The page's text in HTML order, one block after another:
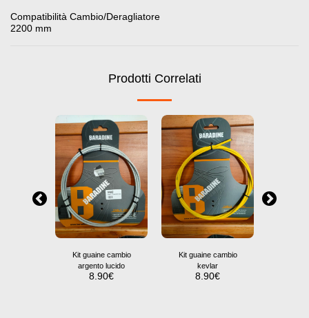
Compatibilità Cambio/Deragliatore
2200 mm
Prodotti Correlati
Kit guaine cambio
argento lucido
8.90€
Kit guaine cambio
kevlar
8.90€